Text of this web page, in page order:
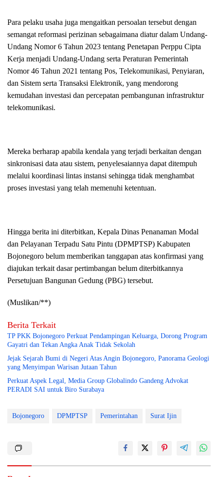
Para pelaku usaha juga mengaitkan persoalan tersebut dengan
semangat reformasi perizinan sebagaimana diatur dalam Undang-
Undang Nomor 6 Tahun 2023 tentang Penetapan Perppu Cipta
Kerja menjadi Undang-Undang serta Peraturan Pemerintah
Nomor 46 Tahun 2021 tentang Pos, Telekomunikasi, Penyiaran,
dan Sistem serta Transaksi Elektronik, yang mendorong
kemudahan investasi dan percepatan pembangunan infrastruktur
telekomunikasi.
Mereka berharap apabila kendala yang terjadi berkaitan dengan
sinkronisasi data atau sistem, penyelesaiannya dapat ditempuh
melalui koordinasi lintas instansi sehingga tidak menghambat
proses investasi yang telah memenuhi ketentuan.
Hingga berita ini diterbitkan, Kepala Dinas Penanaman Modal
dan Pelayanan Terpadu Satu Pintu (DPMPTSP) Kabupaten
Bojonegoro belum memberikan tanggapan atas konfirmasi yang
diajukan terkait dasar pertimbangan belum diterbitkannya
Persetujuan Bangunan Gedung (PBG) tersebut.
(Muslikan/**)
Berita Terkait
TP PKK Bojonegoro Perkuat Pendampingan Keluarga, Dorong Program
Gayatri dan Tekan Angka Anak Tidak Sekolah
Jejak Sejarah Bumi di Negeri Atas Angin Bojonegoro, Panorama Geologi
yang Menyimpan Warisan Jutaan Tahun
Perkuat Aspek Legal, Media Group Globalindo Gandeng Advokat
PERADI SAI untuk Biro Surabaya
Bojonegoro DPMPTSP Pemerintahan Surat Ijin